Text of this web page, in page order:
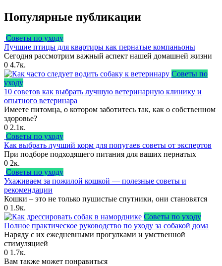
Популярные публикации
Советы по уходу
Лучшие птицы для квартиры как пернатые компаньоны
Сегодня рассмотрим важный аспект нашей домашней жизни
0 4.7к.
Советы по
уходу
10 советов как выбрать лучшую ветеринарную клинику и
опытного ветеринара
Имеете питомца, о котором заботитесь так, как о собственном
здоровье?
0 2.1к.
Советы по уходу
Как выбрать лучший корм для попугаев советы от экспертов
При подборе подходящего питания для ваших пернатых
0 2к.
Советы по уходу
Ухаживаем за пожилой кошкой — полезные советы и
рекомендации
Кошки – это не только пушистые спутники, они становятся
0 1.9к.
Советы по уходу
Полное практическое руководство по уходу за собакой дома
Наряду с их ежедневными прогулками и умственной
стимуляцией
0 1.7к.
Вам также может понравиться